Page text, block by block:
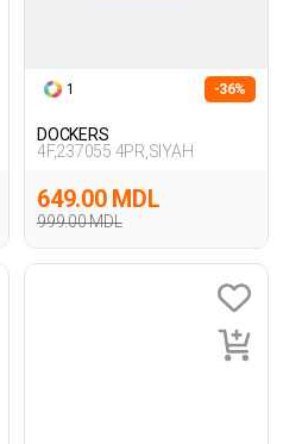
1 -36%
DOCKERS
4F,237055 4PR,SIYAH
999.00 MDL
649.00 MDL